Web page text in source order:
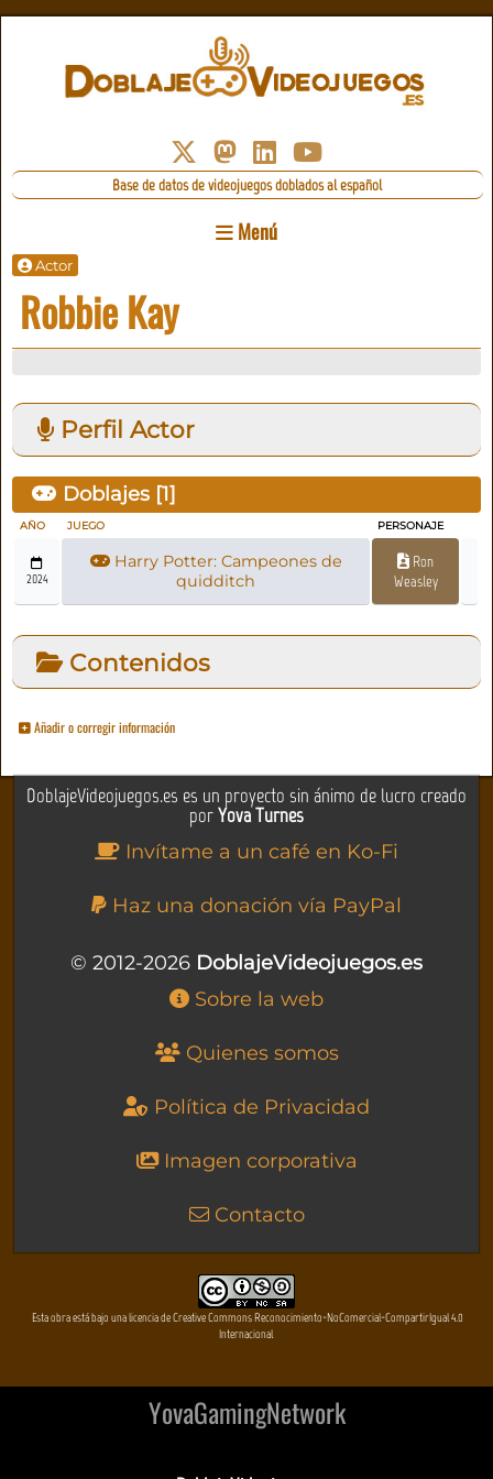
Base de datos de videojuegos doblados al español
Menú
Actor
Robbie Kay
Perfil Actor
Doblajes [1]
AÑO JUEGO PERSONAJE
2024
Harry Potter: Campeones de
quidditch
Ron
Weasley
Contenidos
Añadir o corregir información
DoblajeVideojuegos.es es un proyecto sin ánimo de lucro creado
porYova Turnes
Invítame a un café en Ko-Fi
Haz una donación vía PayPal
© 2012-2026 DoblajeVideojuegos.es
Sobre la web
Quienes somos
Política de Privacidad
Imagen corporativa
Contacto
Esta obra está bajo una licencia de Creative Commons Reconocimiento-NoComercial-CompartirIgual 4.0
Internacional
YovaGamingNetwork